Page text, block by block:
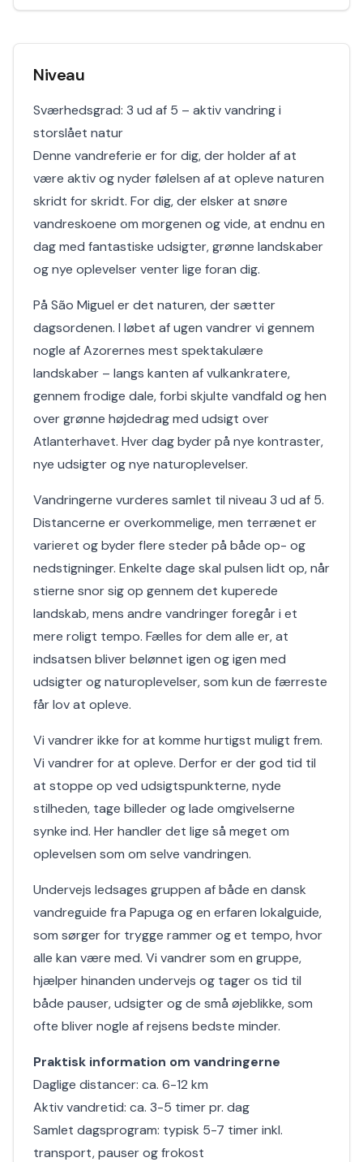
Niveau
Sværhedsgrad: 3 ud af 5 – aktiv vandring i
storslået natur
Denne vandreferie er for dig, der holder af at
være aktiv og nyder følelsen af at opleve naturen
skridt for skridt. For dig, der elsker at snøre
vandreskoene om morgenen og vide, at endnu en
dag med fantastiske udsigter, grønne landskaber
og nye oplevelser venter lige foran dig.
På São Miguel er det naturen, der sætter
dagsordenen. I løbet af ugen vandrer vi gennem
nogle af Azorernes mest spektakulære
landskaber – langs kanten af vulkankratere,
gennem frodige dale, forbi skjulte vandfald og hen
over grønne højdedrag med udsigt over
Atlanterhavet. Hver dag byder på nye kontraster,
nye udsigter og nye naturoplevelser.
Vandringerne vurderes samlet til niveau 3 ud af 5.
Distancerne er overkommelige, men terrænet er
varieret og byder flere steder på både op- og
nedstigninger. Enkelte dage skal pulsen lidt op, når
stierne snor sig op gennem det kuperede
landskab, mens andre vandringer foregår i et
mere roligt tempo. Fælles for dem alle er, at
indsatsen bliver belønnet igen og igen med
udsigter og naturoplevelser, som kun de færreste
får lov at opleve.
Vi vandrer ikke for at komme hurtigst muligt frem.
Vi vandrer for at opleve. Derfor er der god tid til
at stoppe op ved udsigtspunkterne, nyde
stilheden, tage billeder og lade omgivelserne
synke ind. Her handler det lige så meget om
oplevelsen som om selve vandringen.
Undervejs ledsages gruppen af både en dansk
vandreguide fra Papuga og en erfaren lokalguide,
som sørger for trygge rammer og et tempo, hvor
alle kan være med. Vi vandrer som en gruppe,
hjælper hinanden undervejs og tager os tid til
både pauser, udsigter og de små øjeblikke, som
ofte bliver nogle af rejsens bedste minder.
Praktisk information om vandringerne
Daglige distancer: ca. 6-12 km
Aktiv vandretid: ca. 3-5 timer pr. dag
Samlet dagsprogram: typisk 5-7 timer inkl.
transport, pauser og frokost